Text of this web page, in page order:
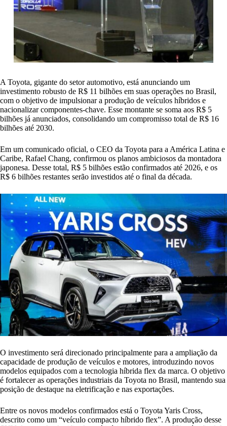
A Toyota, gigante do setor automotivo, está anunciando um
investimento robusto de R$ 11 bilhões em suas operações no Brasil,
com o objetivo de impulsionar a produção de veículos híbridos e
nacionalizar componentes-chave. Esse montante se soma aos R$ 5
bilhões já anunciados, consolidando um compromisso total de R$ 16
bilhões até 2030.
Em um comunicado oficial, o CEO da Toyota para a América Latina e
Caribe, Rafael Chang, confirmou os planos ambiciosos da montadora
japonesa. Desse total, R$ 5 bilhões estão confirmados até 2026, e os
R$ 6 bilhões restantes serão investidos até o final da década.
O investimento será direcionado principalmente para a ampliação da
capacidade de produção de veículos e motores, introduzindo novos
modelos equipados com a tecnologia híbrida flex da marca. O objetivo
é fortalecer as operações industriais da Toyota no Brasil, mantendo sua
posição de destaque na eletrificação e nas exportações.
Entre os novos modelos confirmados está o Toyota Yaris Cross,
descrito como um “veículo compacto híbrido flex”. A produção desse